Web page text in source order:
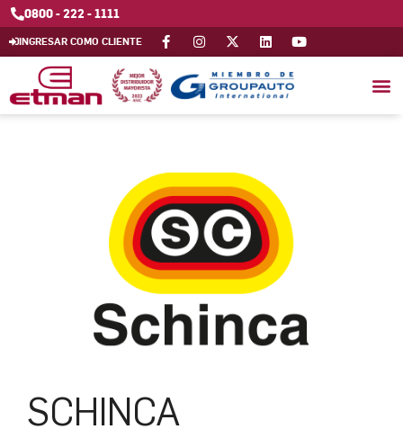
0800 - 222 - 1111
INGRESAR COMO CLIENTE
SCHINCA